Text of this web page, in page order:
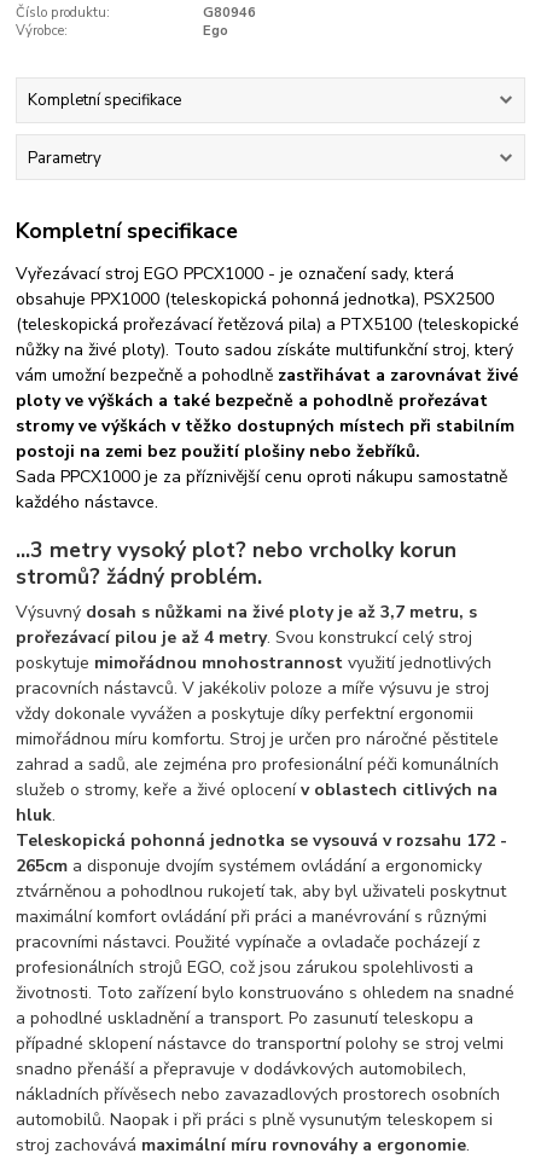
Číslo produktu:
G80946
Výrobce:
Ego
Kompletní specifikace
Parametry
Kompletní specifikace
Vyřezávací stroj EGO PPCX1000 - je označení sady, která
obsahuje PPX1000 (teleskopická pohonná jednotka), PSX2500
(teleskopická prořezávací řetězová pila) a PTX5100 (teleskopické
nůžky na živé ploty). Touto sadou získáte multifunkční stroj, který
vám umožní bezpečně a pohodlně zastřihávat a zarovnávat živé
ploty ve výškách a také bezpečně a pohodlně prořezávat
stromy ve výškách v těžko dostupných místech při stabilním
postoji na zemi bez použití plošiny nebo žebříků.
Sada PPCX1000 je za příznivější cenu oproti nákupu samostatně
každého nástavce.
...3 metry vysoký plot? nebo vrcholky korun
stromů? žádný problém.
Výsuvný dosah s nůžkami na živé ploty je až 3,7 metru, s
prořezávací pilou je až 4 metry. Svou konstrukcí celý stroj
poskytuje mimořádnou mnohostrannost využití jednotlivých
pracovních nástavců. V jakékoliv poloze a míře výsuvu je stroj
vždy dokonale vyvážen a poskytuje díky perfektní ergonomii
mimořádnou míru komfortu. Stroj je určen pro náročné pěstitele
zahrad a sadů, ale zejména pro profesionální péči komunálních
služeb o stromy, keře a živé oplocenív oblastech citlivých na
hluk.
Teleskopická pohonná jednotka se vysouvá v rozsahu 172 -
265cm a disponuje dvojím systémem ovládání a ergonomicky
ztvárněnou a pohodlnou rukojetí tak, aby byl uživateli poskytnut
maximální komfort ovládání při práci a manévrování s různými
pracovními nástavci. Použité vypínače a ovladače pocházejí z
profesionálních strojů EGO, což jsou zárukou spolehlivosti a
životnosti. Toto zařízení bylo konstruováno s ohledem na snadné
a pohodlné uskladnění a transport. Po zasunutí teleskopu a
případné sklopení nástavce do transportní polohy se stroj velmi
snadno přenáší a přepravuje v dodávkových automobilech,
nákladních přívěsech nebo zavazadlových prostorech osobních
automobilů. Naopak i při práci s plně vysunutým teleskopem si
stroj zachovává maximální míru rovnováhy a ergonomie.